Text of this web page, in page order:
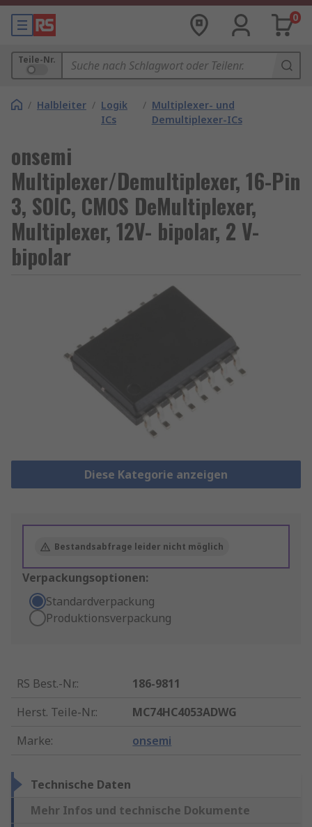
0
Teile-Nr.
/ Halbleiter / Logik
ICs
/ Multiplexer- und
Demultiplexer-ICs
onsemi
Multiplexer/Demultiplexer, 16-Pin
3, SOIC, CMOS DeMultiplexer,
Multiplexer, 12V- bipolar, 2 V-
bipolar
Diese Kategorie anzeigen
Bestandsabfrage leider nicht möglich
Verpackungsoptionen:
Standardverpackung
Produktionsverpackung
RS Best.-Nr.:
186-9811
Herst. Teile-Nr.:
MC74HC4053ADWG
Marke: onsemi
Technische Daten
Mehr Infos und technische Dokumente